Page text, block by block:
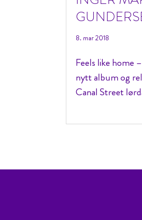
8. mar 2018
Feels like home
nytt album og
Canal Street